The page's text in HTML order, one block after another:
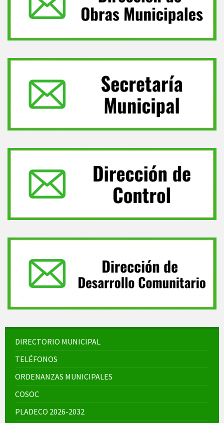
DIRECTORIO MUNICIPAL
TELÉFONOS
ORDENANZAS MUNICIPALES
COSOC
PLADECO 2026-2032